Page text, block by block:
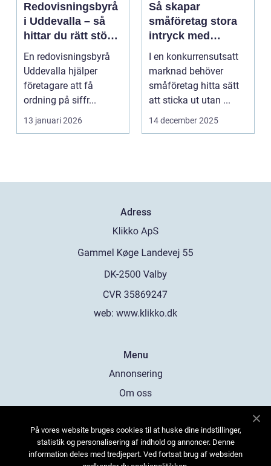
Redovisningsbyrå
i Uddevalla – så
hittar du rätt stöd
för företagets
ekonomi
En redovisningsbyrå
Uddevalla hjälper
företagare att få
ordning på siffr...
13 januari 2026
Så skapar
småföretag stora
intryck med
kreativ
marknadsföring
I en konkurrensutsatt
marknad behöver
småföretag hitta sätt
att sticka ut utan ...
14 december 2025
Adress
web: www.klikko.dk
Menu
Annonsering
Om oss
Kontakta oss
Sitemap
På vores website bruges cookies til at huske dine indstillinger,
statistik og personalisering af indhold og annoncer. Denne
information deles med tredjepart. Ved fortsat brug af websiden